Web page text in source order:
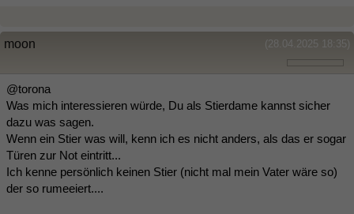
(28.04.2025 18:35)
moon
@torona
Was mich interessieren würde, Du als Stierdame kannst sicher
dazu was sagen.
Wenn ein Stier was will, kenn ich es nicht anders, als das er sogar
Türen zur Not eintritt...
Ich kenne persönlich keinen Stier (nicht mal mein Vater wäre so)
der so rumeeiert....